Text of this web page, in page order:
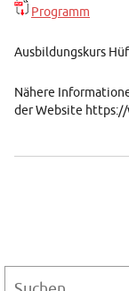
Programm
Ausbildungskurs
Nähere
der Website